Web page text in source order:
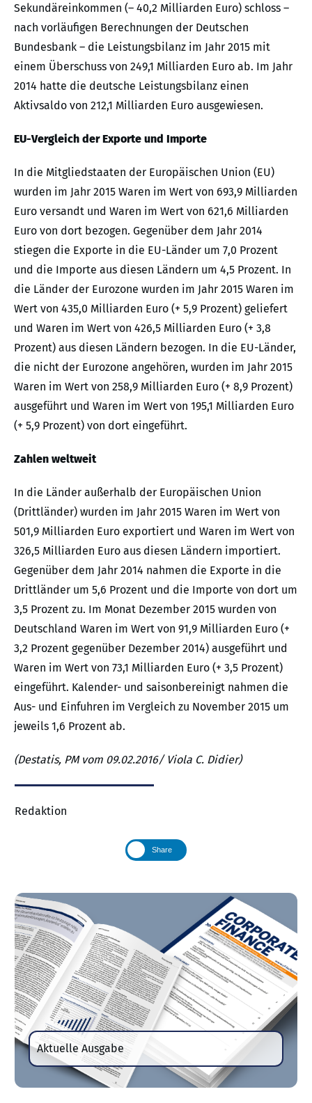
Sekundäreinkommen (– 40,2 Milliarden Euro) schloss –
nach vorläufigen Berechnungen der Deutschen
Bundesbank – die Leistungsbilanz im Jahr 2015 mit
einem Überschuss von 249,1 Milliarden Euro ab. Im Jahr
2014 hatte die deutsche Leistungsbilanz einen
Aktivsaldo von 212,1 Milliarden Euro ausgewiesen.
EU-Vergleich der Exporte und Importe
In die Mitgliedstaaten der Europäischen Union (EU)
wurden im Jahr 2015 Waren im Wert von 693,9 Milliarden
Euro versandt und Waren im Wert von 621,6 Milliarden
Euro von dort bezogen. Gegenüber dem Jahr 2014
stiegen die Exporte in die EU-Länder um 7,0 Prozent
und die Importe aus diesen Ländern um 4,5 Prozent. In
die Länder der Eurozone wurden im Jahr 2015 Waren im
Wert von 435,0 Milliarden Euro (+ 5,9 Prozent) geliefert
und Waren im Wert von 426,5 Milliarden Euro (+ 3,8
Prozent) aus diesen Ländern bezogen. In die EU-Länder,
die nicht der Eurozone angehören, wurden im Jahr 2015
Waren im Wert von 258,9 Milliarden Euro (+ 8,9 Prozent)
ausgeführt und Waren im Wert von 195,1 Milliarden Euro
(+ 5,9 Prozent) von dort eingeführt.
Zahlen weltweit
In die Länder außerhalb der Europäischen Union
(Drittländer) wurden im Jahr 2015 Waren im Wert von
501,9 Milliarden Euro exportiert und Waren im Wert von
326,5 Milliarden Euro aus diesen Ländern importiert.
Gegenüber dem Jahr 2014 nahmen die Exporte in die
Drittländer um 5,6 Prozent und die Importe von dort um
3,5 Prozent zu. Im Monat Dezember 2015 wurden von
Deutschland Waren im Wert von 91,9 Milliarden Euro (+
3,2 Prozent gegenüber Dezember 2014) ausgeführt und
Waren im Wert von 73,1 Milliarden Euro (+ 3,5 Prozent)
eingeführt. Kalender- und saisonbereinigt nahmen die
Aus- und Einfuhren im Vergleich zu November 2015 um
jeweils 1,6 Prozent ab.
(Destatis, PM vom 09.02.2016/ Viola C. Didier)
Redaktion
Share
Aktuelle Ausgabe